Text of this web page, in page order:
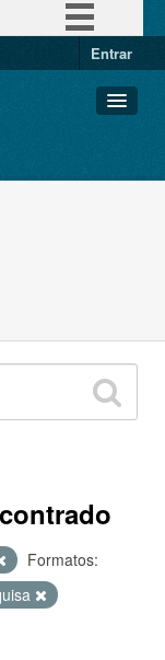
Entrar
Formatos: